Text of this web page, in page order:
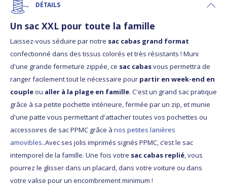
DÉTAILS
Un sac XXL pour toute la famille
Laissez-vous séduire par notre sac cabas grand format
confectionné dans des tissus colorés et très résistants ! Muni
d'une grande fermeture zippée, ce sac cabasvous permettra de
ranger facilement tout le nécessaire pour partir en week-end en
coupleou aller à la plage en famille. C'est un grand sac pratique
grâce à sa petite pochette intérieure, fermée par un zip, et munie
d'une patte vous permettant d'attacher toutes vos pochettes ou
accessoires de sac PPMC grâce à nos petites lanières
amovibles..Avec ses jolis imprimés signés PPMC, c’est le sac
intemporel de la famille. Une fois votre sac cabas replié, vous
pourrez le glisser dans un placard, dans votre voiture ou dans
votre valise pour un encombrement minimum !